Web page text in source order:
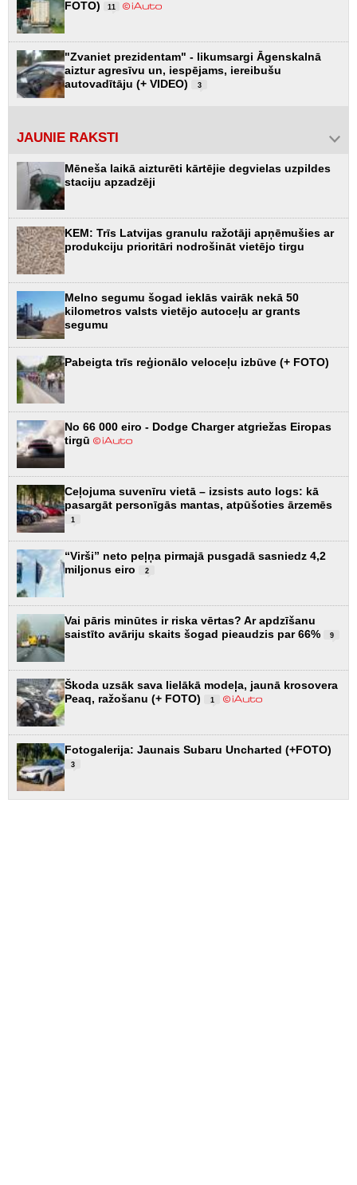
FOTO) 11
"Zvaniet prezidentam" - likumsargi Āgenskalnā
aiztur agresīvu un, iespējams, iereibušu
autovadītāju (+ VIDEO)
3
JAUNIE RAKSTI
Mēneša laikā aizturēti kārtējie degvielas uzpildes
staciju apzadzēji
KEM: Trīs Latvijas granulu ražotāji apņēmušies ar
produkciju prioritāri nodrošināt vietējo tirgu
Melno segumu šogad ieklās vairāk nekā 50
kilometros valsts vietējo autoceļu ar grants
segumu
Pabeigta trīs reģionālo veloceļu izbūve (+ FOTO)
No 66 000 eiro - Dodge Charger atgriežas Eiropas
tirgū
Ceļojuma suvenīru vietā – izsists auto logs: kā
pasargāt personīgās mantas, atpūšoties ārzemēs
1
“Virši” neto peļņa pirmajā pusgadā sasniedz 4,2
miljonus eiro
2
Vai pāris minūtes ir riska vērtas? Ar apdzīšanu
saistīto avāriju skaits šogad pieaudzis par 66%
9
Škoda uzsāk sava lielākā modeļa, jaunā krosovera
Peaq, ražošanu (+ FOTO)
1
Fotogalerija: Jaunais Subaru Uncharted (+FOTO)
3